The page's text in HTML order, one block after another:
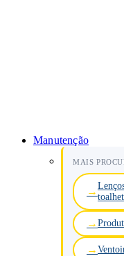
Manutenção
MAIS